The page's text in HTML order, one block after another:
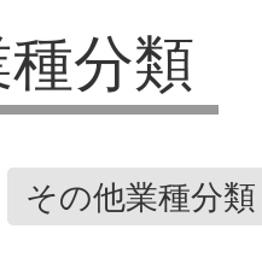
分類
その他業種分類